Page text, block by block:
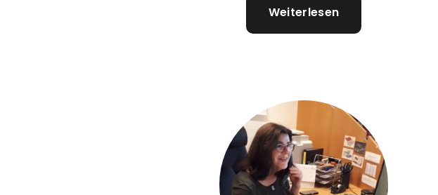
Weiterlesen
Ursula